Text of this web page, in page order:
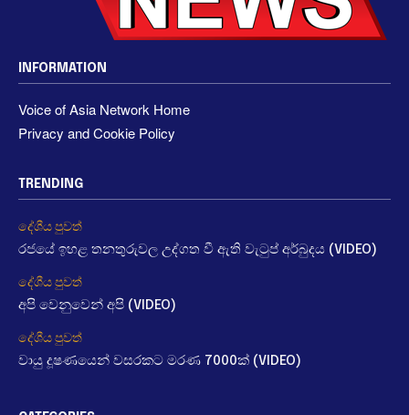
INFORMATION
Voice of Asia Network Home
Privacy and Cookie Policy
TRENDING
දේශීය පුවත්
රජයේ ඉහළ තනතුරුවල උද්ගත වී ඇති වැටුප් අර්බුදය (VIDEO)
දේශීය පුවත්
අපි වෙනුවෙන් අපි (VIDEO)
දේශීය පුවත්
වායු දූෂණයෙන් වසරකට මරණ 7000ක් (VIDEO)